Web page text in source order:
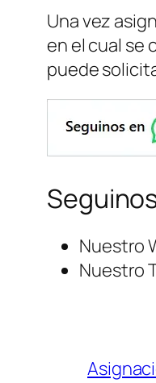
Una vez
en el cual se
puede
Nuestro
Nuestro